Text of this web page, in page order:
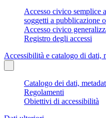
Accesso civico semplice
soggetti a pubblicazione
Accesso civico
Registro degli accessi
Accessibilità e catalogo di dati,
Catalogo dei dati,
Regolamenti
Obiettivi di accessibilità